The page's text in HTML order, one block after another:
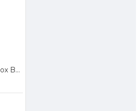
Kenmaster Tool Box B400 Toolbox b 400 Kotak Perkakas Plastik